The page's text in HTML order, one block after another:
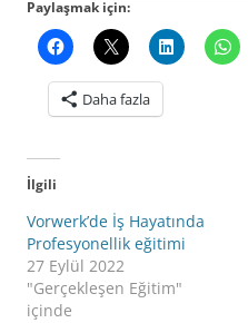
Paylaşmak için:
Daha fazla
İlgili
Vorwerk’de İş Hayatında
Profesyonellik eğitimi
27 Eylül 2022
"Gerçekleşen Eğitim"
içinde